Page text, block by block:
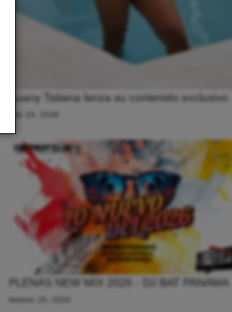
Zuany Tatiana lanza su contenido exclusivo
PLENAS NEW MIX 2026 - DJ BAT PANAMA
febrero 25, 2026